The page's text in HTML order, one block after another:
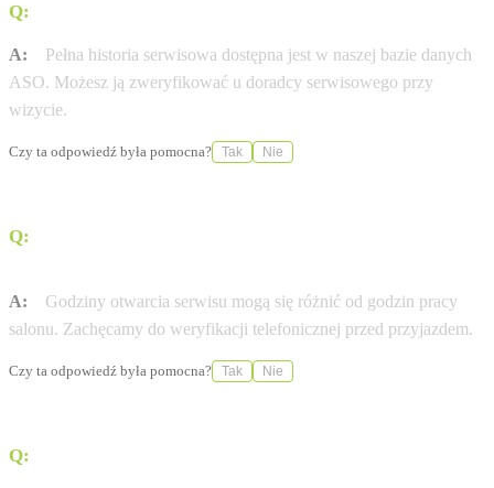
Q:
A:
Pełna historia serwisowa dostępna jest w naszej bazie danych
ASO. Możesz ją zweryfikować u doradcy serwisowego przy
wizycie.
Czy ta odpowiedź była pomocna? Tak Nie
Q:
A:
Godziny otwarcia serwisu mogą się różnić od godzin pracy
salonu. Zachęcamy do weryfikacji telefonicznej przed przyjazdem.
Czy ta odpowiedź była pomocna? Tak Nie
Q: